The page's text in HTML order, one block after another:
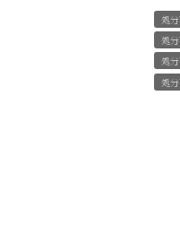
処
処
処
処